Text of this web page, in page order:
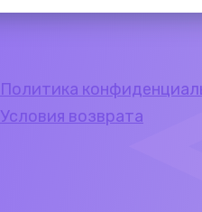
Политика
Условия возврата